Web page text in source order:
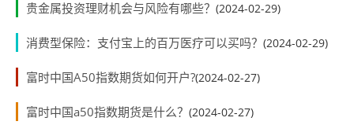
贵金属投资理财机会与风险有哪些？ (2024-02-29)
消费型保险：支付宝上的百万医疗可以买吗？ (2024-02-29)
富时中国A50指数期货如何开户?(2024-02-27)
富时中国a50指数期货是什么？ (2024-02-27)